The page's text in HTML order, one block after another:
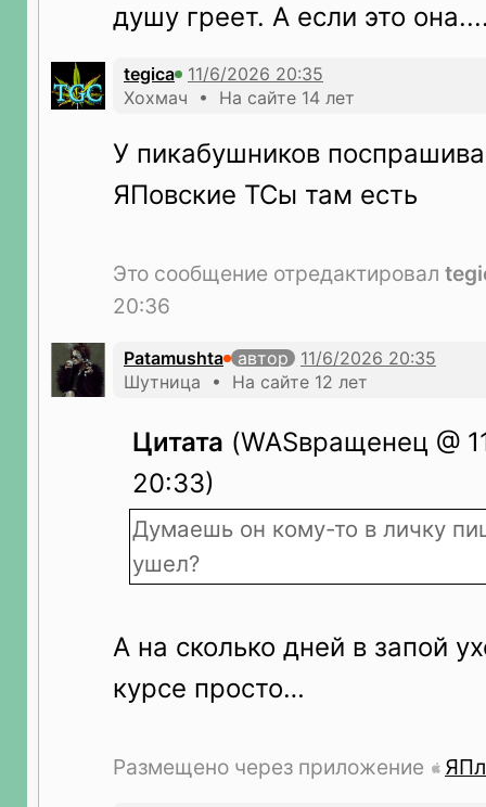
душу греет. А если это
tegica
Хохмач • На сайте 14 лет
У пикабушников
ЯПовские ТСы там есть
Это сообщение отредактировал
20:36
Patamushta
автор
Шутница • На сайте 12 лет
Цитата (WASвращенец @
20:33)
Думаешь он кому-то в личку
ушел?
А на сколько дней в запой
курсе просто…
Размещено через приложение